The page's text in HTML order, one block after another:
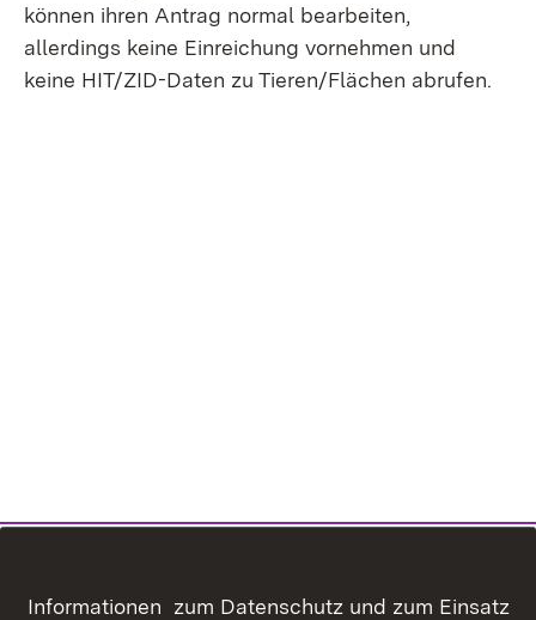
können ihren Antrag normal bearbeiten,
allerdings keine Einreichung vornehmen und
keine HIT/ZID-Daten zu Tieren/Flächen abrufen.
Informationen zum Datenschutz und zum Einsatz